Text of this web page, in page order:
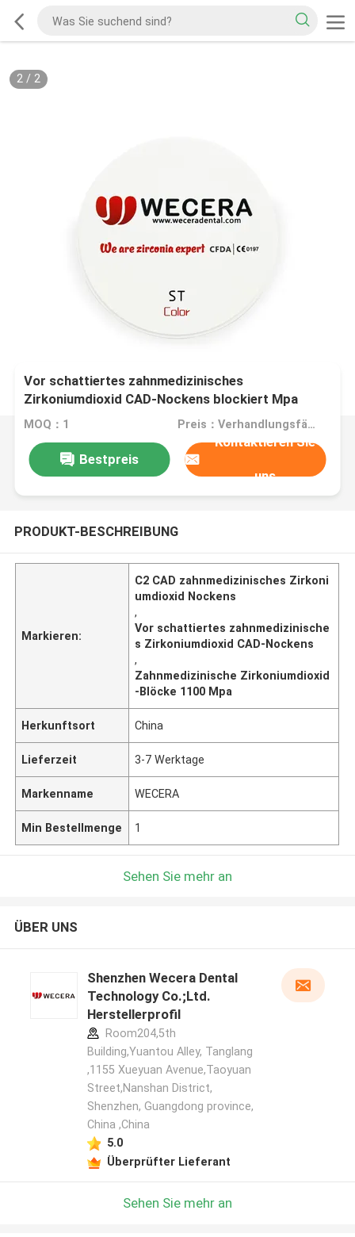
2/ 2
Vor schattiertes zahnmedizinisches
Zirkoniumdioxid CAD-Nockens blockiert Mpa
1100 C2 D98*10mm
MOQ：1 Preis：Verhandlungsfähig
Bestpreis
Kontaktieren Sie
uns
PRODUKT-BESCHREIBUNG
Markieren:
C2 CAD zahnmedizinisches Zirkoni
umdioxid Nockens
,
Vor schattiertes zahnmedizinische
s Zirkoniumdioxid CAD-Nockens
,
Zahnmedizinische Zirkoniumdioxid
-Blöcke 1100 Mpa
Herkunftsort China
Lieferzeit 3-7 Werktage
Markenname WECERA
Min Bestellmenge 1
Sehen Sie mehr an
ÜBER UNS
Shenzhen Wecera Dental
Technology Co.;Ltd.
Herstellerprofil
Room204,5th
Building,Yuantou Alley, Tanglang
,1155 Xueyuan Avenue,Taoyuan
Street,Nanshan District,
Shenzhen, Guangdong province,
China ,China
5.0
Überprüfter Lieferant
Sehen Sie mehr an